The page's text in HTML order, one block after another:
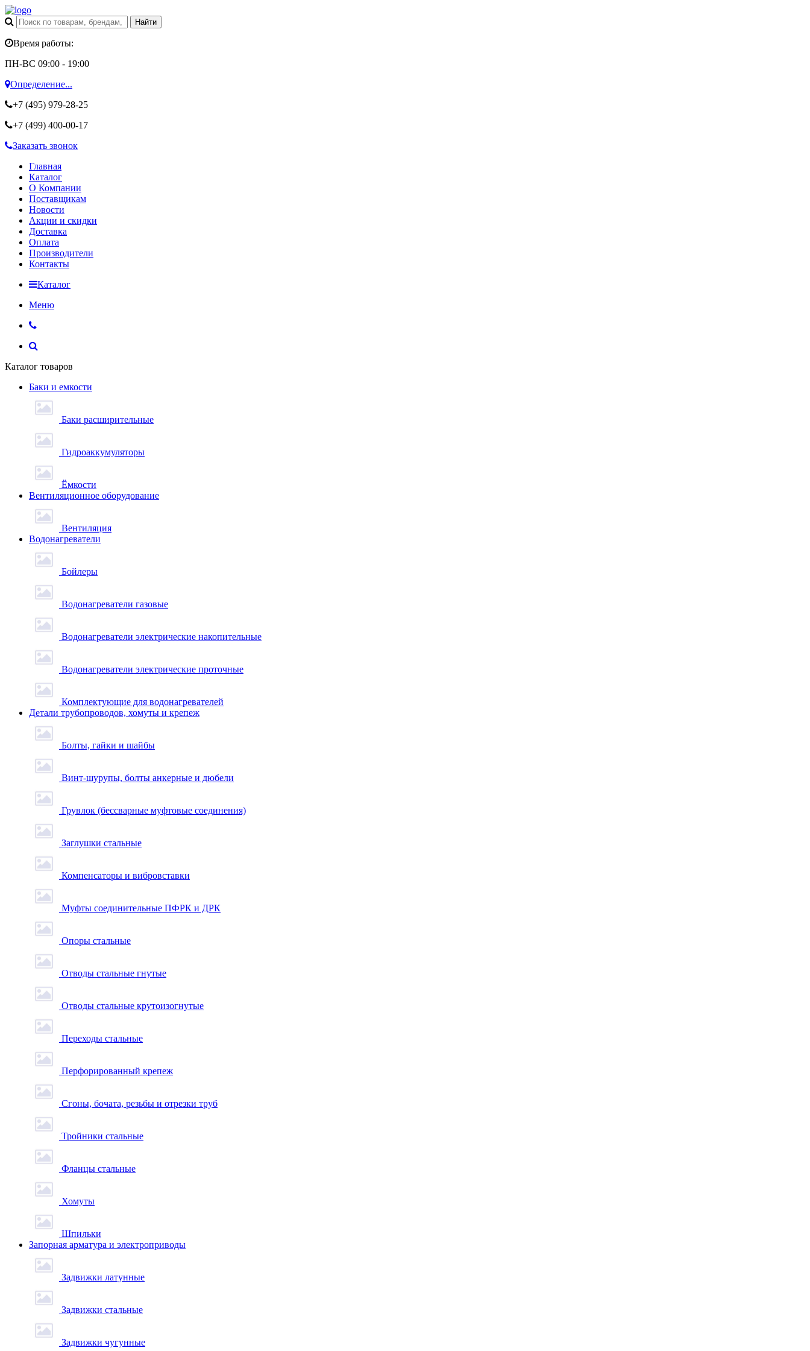
Время работы:
ПН-ВС 09:00 - 19:00
Определение...
+7 (495) 979-28-25
+7 (499) 400-00-17
Заказать звонок
Главная
Каталог
О Компании
Поставщикам
Новости
Акции и скидки
Доставка
Оплата
Производители
Контакты
Каталог
Меню
Каталог товаров
Баки и емкости
Баки расширительные
Гидроаккумуляторы
Ёмкости
Вентиляционное оборудование
Вентиляция
Водонагреватели
Бойлеры
Водонагреватели газовые
Водонагреватели электрические накопительные
Водонагреватели электрические проточные
Комплектующие для водонагревателей
Детали трубопроводов, хомуты и крепеж
Болты, гайки и шайбы
Винт-шурупы, болты анкерные и дюбели
Грувлок (бессварные муфтовые соединения)
Заглушки стальные
Компенсаторы и вибровставки
Муфты соединительные ПФРК и ДРК
Опоры стальные
Отводы стальные гнутые
Отводы стальные крутоизогнутые
Переходы стальные
Перфорированный крепеж
Сгоны, бочата, резьбы и отрезки труб
Тройники стальные
Фланцы стальные
Хомуты
Шпильки
Запорная арматура и электроприводы
Задвижки латунные
Задвижки стальные
Задвижки чугунные